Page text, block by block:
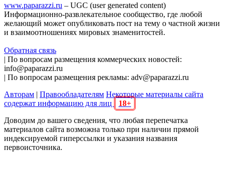
www.paparazzi.ru – UGC (user generated content)
Информационно-развлекательное сообщество, где любой
желающий может опубликовать пост на тему о частной жизни
и взаимоотношениях мировых знаменитостей.
Обратная связь
| По вопросам размещения коммерческих новостей:
info@paparazzi.ru
| По вопросам размещения рекламы: adv@paparazzi.ru
Авторам | Правообладателям Некоторые материалы сайта
содержат информацию для лиц
18+
Доводим до вашего сведения, что любая перепечатка
материалов сайта возможна только при наличии прямой
индексируемой гиперссылки и указания названия
первоисточника.